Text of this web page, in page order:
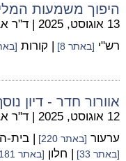
היפוך משמעות
13 אוגוסט, 2025 | ד"ר
רש"י [באתר 8] | קורות [באתר
אוורור חדר - דיון
12 אוגוסט, 2025 | ד"ר
ערעור [באתר 220] | בית-
[באתר 33] | חלון [באתר 181]